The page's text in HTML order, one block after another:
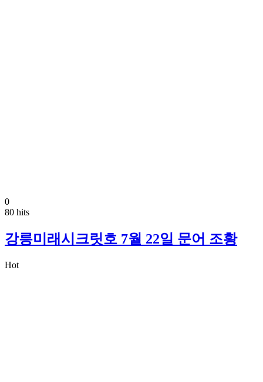
0
80 hits
강릉미래시크릿호 7월 22일 문어 조황
Hot